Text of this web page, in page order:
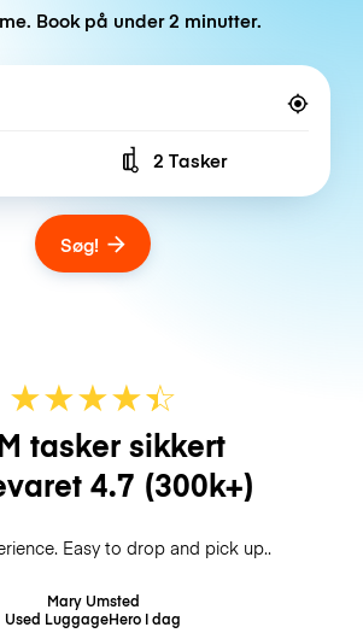
Book på under 2 minutter.
Number of bags
2 Tasker
Søg!
★★★★☆
★
tasker sikkert
4.7 (300k+)
Easy to drop and pick up..
Mary Umsted
Used LuggageHero I dag